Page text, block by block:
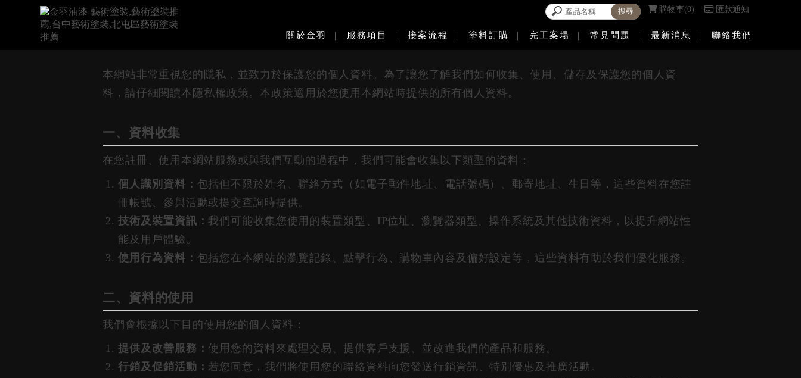
購物車 0 匯款通知
關於金羽 服務項目 接案流程 塗料訂購 完工案場 常見問題 最新消息 聯絡我們
Privacy Policy
本網站非常重視您的隱私，並致力於保護您的個人資料。為了讓您了解我們如何收集、使用、儲存及保護您的個人資
料，請仔細閱讀本隱私權政策。本政策適用於您使用本網站時提供的所有個人資料。
一、資料收集
在您註冊、使用本網站服務或與我們互動的過程中，我們可能會收集以下類型的資料：
個人識別資料： 包括但不限於姓名、聯絡方式（如電子郵件地址、電話號碼）、郵寄地址、生日等，這些資料在您註
冊帳號、參與活動或提交查詢時提供。
技術及裝置資訊：我們可能收集您使用的裝置類型、IP位址、瀏覽器類型、操作系統及其他技術資料，以提升網站性
能及用戶體驗。
使用行為資料： 包括您在本網站的瀏覽記錄、點擊行為、購物車內容及偏好設定等，這些資料有助於我們優化服務。
二、資料的使用
我們會根據以下目的使用您的個人資料：
提供及改善服務：使用您的資料來處理交易、提供客戶支援、並改進我們的產品和服務。
行銷及促銷活動： 若您同意，我們將使用您的聯絡資料向您發送行銷資訊、特別優惠及推廣活動。